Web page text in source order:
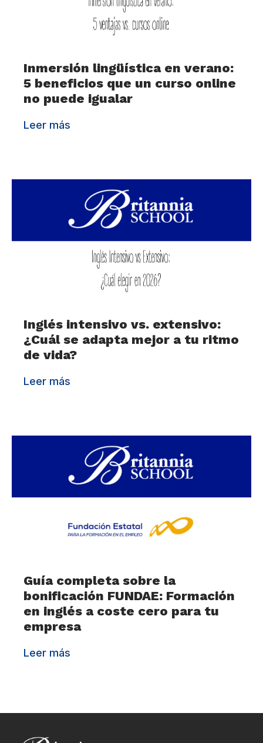
Inmersión lingüística en verano:
5 beneficios que un curso online
no puede igualar
Leer más
Inglés intensivo vs. extensivo:
¿Cuál se adapta mejor a tu ritmo
de vida?
Leer más
Guía completa sobre la
bonificación FUNDAE: Formación
en inglés a coste cero para tu
empresa
Leer más